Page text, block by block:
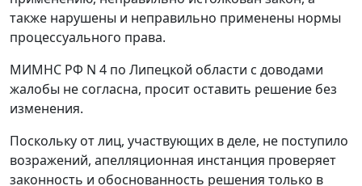
также нарушены и неправильно применены нормы
процессуального права.
МИМНС РФ N 4 по Липецкой области с доводами
жалобы не согласна, просит оставить решение без
изменения.
Поскольку от лиц, участвующих в деле, не поступило
возражений, апелляционная инстанция проверяет
законность и обоснованность решения только в